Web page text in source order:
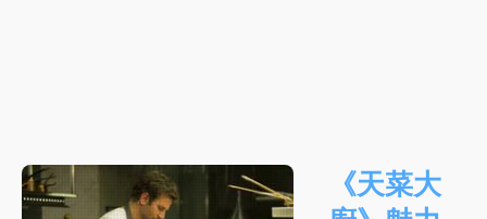
《天菜大